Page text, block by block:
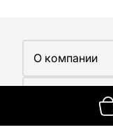
О компании
Новости
Покупателям